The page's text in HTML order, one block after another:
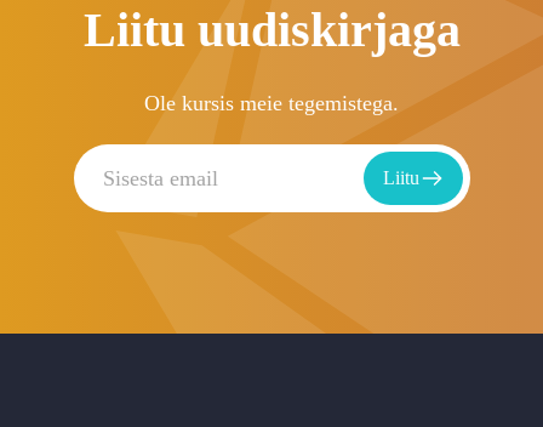
Liitu uudiskirjaga
Ole kursis meie tegemistega.
Liitu